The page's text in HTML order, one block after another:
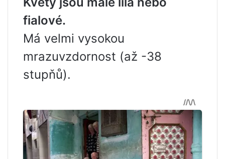
fialové.
Má velmi vysokou
mrazuvzdornost (až -38
stupňů).